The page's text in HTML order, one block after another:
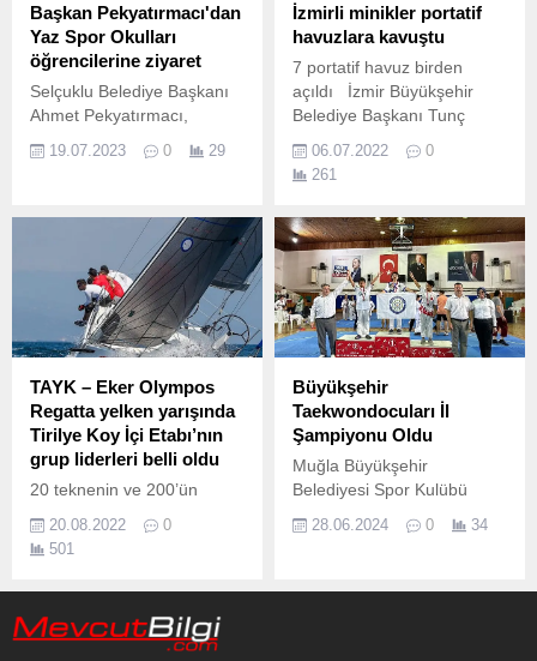
Başkan Pekyatırmacı'dan
Yaz Spor Okulları
öğrencilerine ziyaret
Selçuklu Belediye Başkanı
Ahmet Pekyatırmacı,
Spor Okullarında eğitim
19.07.2023 0 29
İzmirli minikler portatif
havuzlara kavuştu
7 portatif havuz birden
açıldı İzmir Büyükşehir
Belediye Başkanı Tunç
ilkesi kapsamında arka
mahallelere açılan portatif
06.07.2022
0
261
TAYK – Eker Olympos
Regatta yelken yarışında
Tirilye Koy İçi Etabı’nın
grup liderleri belli oldu
20 teknenin ve 200’ün
üzerinde yelkencinin
katılımıyla yapılan “TAYK –
Eker Olympos Regatta”
20.08.2022
0
501
Büyükşehir
Taekwondocuları İl
Şampiyonu Oldu
Muğla Büyükşehir
Belediyesi Spor Kulübü
Taekwondo Minikler Muğla il
şampiyonasında 10
28.06.2024 0 34